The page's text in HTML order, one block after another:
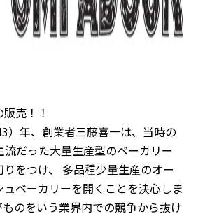
売！！
）年、創業者三藤喜一は、当時の
流だった大量生産型のベーカリー
をつけ、 多品種少量生産のオー
ュベーカリーを開くことを決心しま
のをいう業界内での競争から抜け